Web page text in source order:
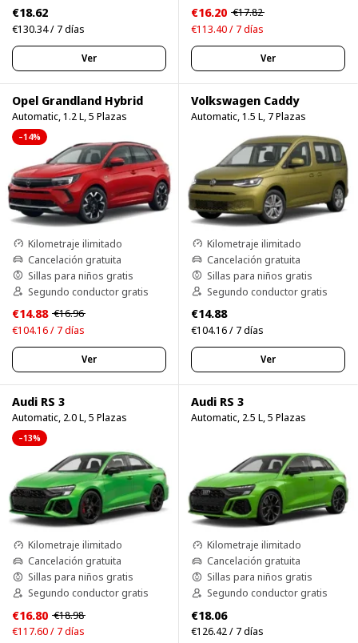
€18.62
€130.34 / 7 días
Ver
€16.20 €17.82
€113.40 / 7 días
Ver
Opel Grandland Hybrid
Automatic, 1.2 L, 5 Plazas
–14%
Kilometraje ilimitado
Cancelación gratuita
Sillas para niños gratis
Segundo conductor gratis
€14.88 €16.96
€104.16 / 7 días
Ver
Volkswagen Caddy
Automatic, 1.5 L, 7 Plazas
Kilometraje ilimitado
Cancelación gratuita
Sillas para niños gratis
Segundo conductor gratis
€14.88
€104.16 / 7 días
Ver
Audi RS 3
Automatic, 2.0 L, 5 Plazas
–13%
Kilometraje ilimitado
Cancelación gratuita
Sillas para niños gratis
Segundo conductor gratis
€16.80 €18.98
€117.60 / 7 días
Audi RS 3
Automatic, 2.5 L, 5 Plazas
Kilometraje ilimitado
Cancelación gratuita
Sillas para niños gratis
Segundo conductor gratis
€18.06
€126.42 / 7 días